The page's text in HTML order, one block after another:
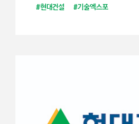
#현대건설 #기술엑스포